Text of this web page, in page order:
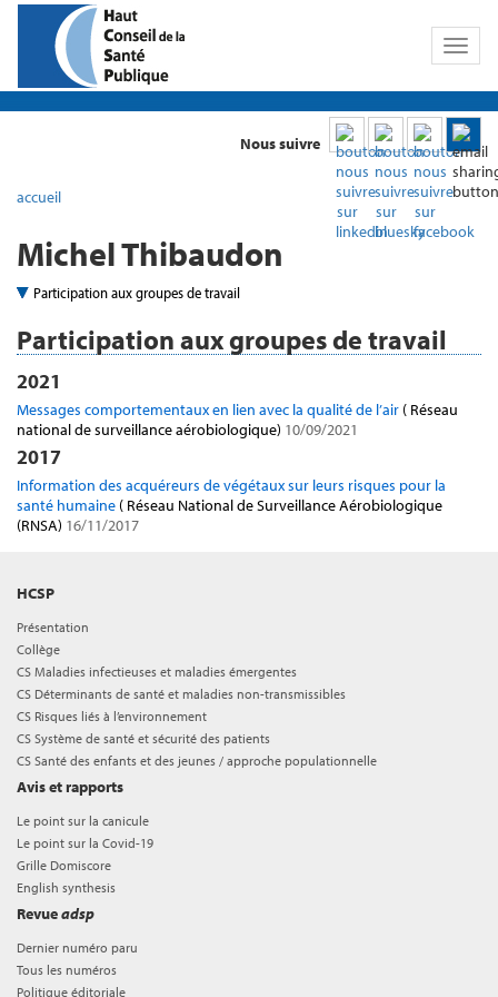
Toggle
Nous suivre
accueil
Michel Thibaudon
Participation aux groupes de travail
Participation aux groupes de travail
2021
Messages comportementaux en lien avec la qualité de l’air ( Réseau
national de surveillance aérobiologique) 10/09/2021
2017
Information des acquéreurs de végétaux sur leurs risques pour la
santé humaine ( Réseau National de Surveillance Aérobiologique
(RNSA) 16/11/2017
HCSP
Présentation
Collège
CS Maladies infectieuses et maladies émergentes
CS Déterminants de santé et maladies non-transmissibles
CS Risques liés à l’environnement
CS Système de santé et sécurité des patients
CS Santé des enfants et des jeunes / approche populationnelle
Avis et rapports
Le point sur la canicule
Le point sur la Covid-19
Grille Domiscore
English synthesis
Revueadsp
Dernier numéro paru
Tous les numéros
Politique éditoriale